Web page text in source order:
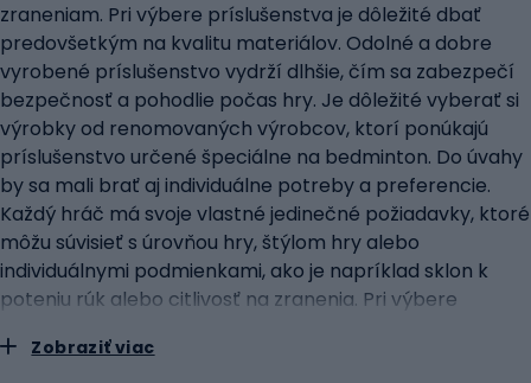
zraneniam. Pri výbere príslušenstva je dôležité dbať
predovšetkým na kvalitu materiálov. Odolné a dobre
vyrobené príslušenstvo vydrží dlhšie, čím sa zabezpečí
bezpečnosť a pohodlie počas hry. Je dôležité vyberať si
výrobky od renomovaných výrobcov, ktorí ponúkajú
príslušenstvo určené špeciálne na bedminton. Do úvahy
by sa mali brať aj individuálne potreby a preferencie.
Každý hráč má svoje vlastné jedinečné požiadavky, ktoré
môžu súvisieť s úrovňou hry, štýlom hry alebo
individuálnymi podmienkami, ako je napríklad sklon k
poteniu rúk alebo citlivosť na zranenia. Pri výbere
a potreby majú riešiť. Kľúčová je pravidelná kontrola
Zobraziť viac